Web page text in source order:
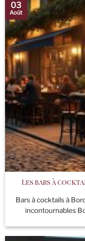
Les bars à
Bars à cocktails à
incontournables
03
Août